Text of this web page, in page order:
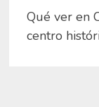
Qué ver en
centro